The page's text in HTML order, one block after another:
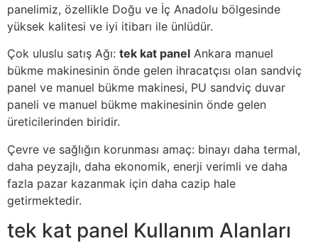
panelimiz, özellikle Doğu ve İç Anadolu bölgesinde
yüksek kalitesi ve iyi itibarı ile ünlüdür.
Çok uluslu satış Ağı: tek kat panel Ankara manuel
bükme makinesinin önde gelen ihracatçısı olan sandviç
panel ve manuel bükme makinesi, PU sandviç duvar
paneli ve manuel bükme makinesinin önde gelen
üreticilerinden biridir.
Çevre ve sağlığın korunması amaç: binayı daha termal,
daha peyzajlı, daha ekonomik, enerji verimli ve daha
fazla pazar kazanmak için daha cazip hale
getirmektedir.
tek kat panel Kullanım Alanları